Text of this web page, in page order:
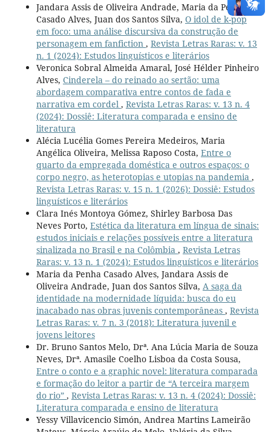
Jandara Assis de Oliveira Andrade, Maria da Penha
Casado Alves, Juan dos Santos Silva, O idol de k-pop
em foco: uma análise discursiva da construção de
personagem em fanfiction , Revista Letras Raras: v. 13
n. 1 (2024): Estudos linguísticos e literários
Veronica Sobral Almeida Amaral, José Hélder Pinheiro
Alves, Cinderela – do reinado ao sertão: uma
abordagem comparativa entre contos de fada e
narrativa em cordel , Revista Letras Raras: v. 13 n. 4
(2024): Dossiê: Literatura comparada e ensino de
literatura
Alécia Lucélia Gomes Pereira Medeiros, Maria
Angélica Oliveira, Melissa Raposo Costa, Entre o
quarto da empregada doméstica e outros espaços: o
corpo negro, as heterotopias e utopias na pandemia ,
Revista Letras Raras: v. 15 n. 1 (2026): Dossiê: Estudos
linguísticos e literários
Clara Inés Montoya Gómez, Shirley Barbosa Das
Neves Porto, Estética da literatura em língua de sinais:
estudos iniciais e relações possíveis entre a literatura
sinalizada no Brasil e na Colômbia , Revista Letras
Raras: v. 13 n. 1 (2024): Estudos linguísticos e literários
Maria da Penha Casado Alves, Jandara Assis de
Oliveira Andrade, Juan dos Santos Silva, A saga da
identidade na modernidade líquida: busca do eu
inacabado nas obras juvenis contemporâneas , Revista
Letras Raras: v. 7 n. 3 (2018): Literatura juvenil e
jovens leitores
Dr. Bruno Santos Melo, Drª. Ana Lúcia Maria de Souza
Neves, Drª. Amasile Coelho Lisboa da Costa Sousa,
Entre o conto e a graphic novel: literatura comparada
e formação do leitor a partir de “A terceira margem
do rio” , Revista Letras Raras: v. 13 n. 4 (2024): Dossiê:
Literatura comparada e ensino de literatura
Yessy Villavicencio Simón, Andrea Martins Lameirão